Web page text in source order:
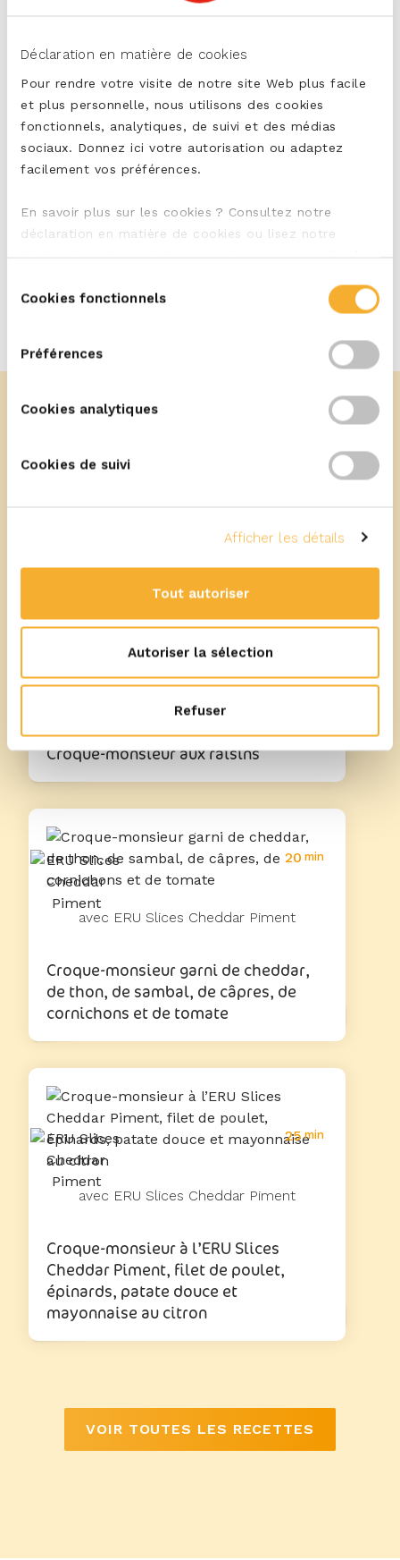
Déclaration en matière de cookies
Pour rendre votre visite de notre site Web plus facile
et plus personnelle, nous utilisons des cookies
fonctionnels, analytiques, de suivi et des médias
sociaux. Donnez ici votre autorisation ou adaptez
facilement vos préférences.
En savoir plus sur les cookies ? Consultez notre
déclaration en matière de cookies ou lisez notre
données à caractère personnel.
duCookies fonctionnels
Préférences
Cookies analytiques
Cookies de suivi
Afficher les détails
Tout autoriser
Autoriser la sélection
Refuser
PARTAGER
IMPRIMER
Croque-monsieur aux raisins
20 min
avec ERU Slices Cheddar Piment
Croque-monsieur garni de cheddar,
de thon, de sambal, de câpres, de
cornichons et de tomate
25 min
avec ERU Slices Cheddar Piment
Croque-monsieur à l’ERU Slices
Cheddar Piment, filet de poulet,
épinards, patate douce et
mayonnaise au citron
VOIR TOUTES LES RECETTES